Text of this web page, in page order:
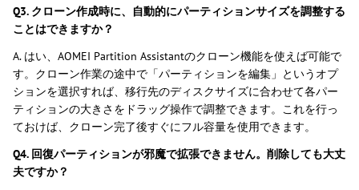
Q3. クローン作成時に、自動的にパーティションサイズを調整する
ことはできますか？
A. はい、AOMEI Partition Assistantのクローン機能を使えば可能で
す。クローン作業の途中で「パーティションを編集」というオプ
ションを選択すれば、移行先のディスクサイズに合わせて各パー
ティションの大きさをドラッグ操作で調整できます。これを行っ
ておけば、クローン完了後すぐにフル容量を使用できます。
Q4. 回復パーティションが邪魔で拡張できません。削除しても大丈
夫ですか？